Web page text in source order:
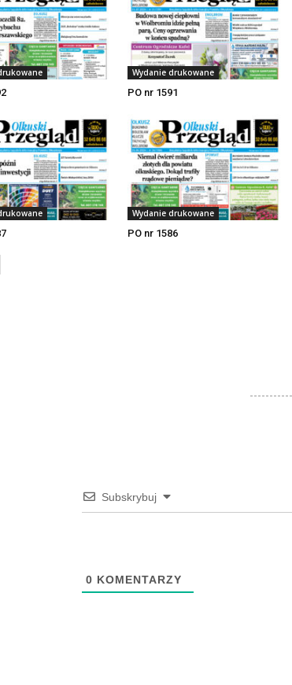
Wydanie drukowane
PO nr 1591
Wydanie drukowane
PO nr 1586
Subskrybuj
0 KOMENTARZY